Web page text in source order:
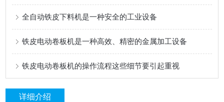
全自动铁皮下料机是一种安全的工业设备
铁皮电动卷板机是一种高效、精密的金属加工设备
铁皮电动卷板机的操作流程这些细节要引起重视
详细介绍